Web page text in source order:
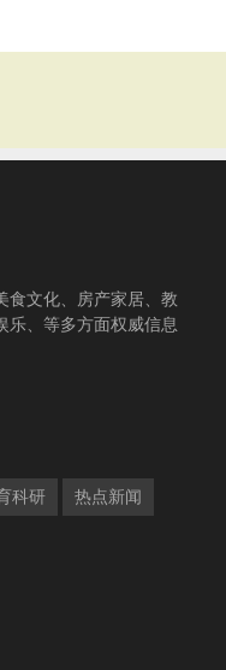
食文化、房产家居、教
乐、等多方面权威信息
科研 热点新闻